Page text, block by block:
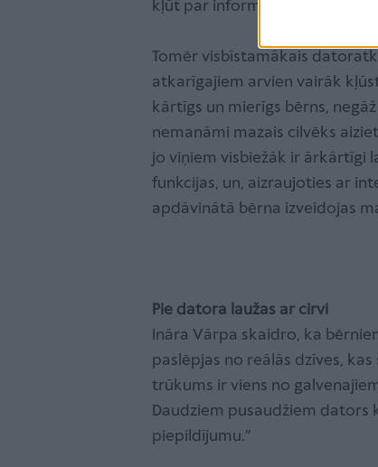
kļūt par informācijas vampīru
Tomēr visbīstamākais
atkarīgajiem arvien vairāk
kārtīgs un mierīgs bērns,
nemanāmi mazais cilvēks
jo viņiem visbiežāk ir ārkārtīgi
funkcijas, un, aizraujoties ar
apdāvinātā bērna izveidojas
Pie datora laužas ar cirvi
Ināra Vārpa skaidro, ka
paslēpjas no reālās dzīves,
trūkums ir viens no
Daudziem pusaudžiem dators
piepildījumu.”